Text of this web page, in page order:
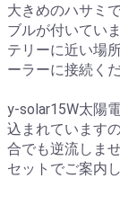
大きめのハサミ
ブルが付いてい
テリーに近い場
ーラーに接続くだ
y-solar15W太陽
込まれています
合でも逆流しま
セットでご案内